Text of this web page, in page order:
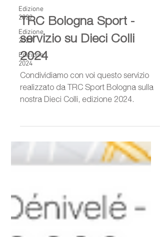
Edizione
2022
Edizione
2023
Edizione
2024
TRC Bologna Sport -
servizio su Dieci Colli
2024
Condividiamo con voi questo servizio
realizzato da TRC Sport Bologna sulla
nostra Dieci Colli, edizione 2024.